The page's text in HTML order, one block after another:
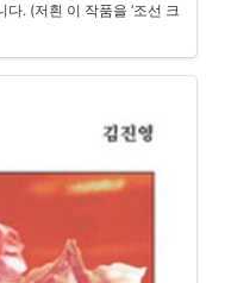
. (저흰 이 작품을 ‘조선 크